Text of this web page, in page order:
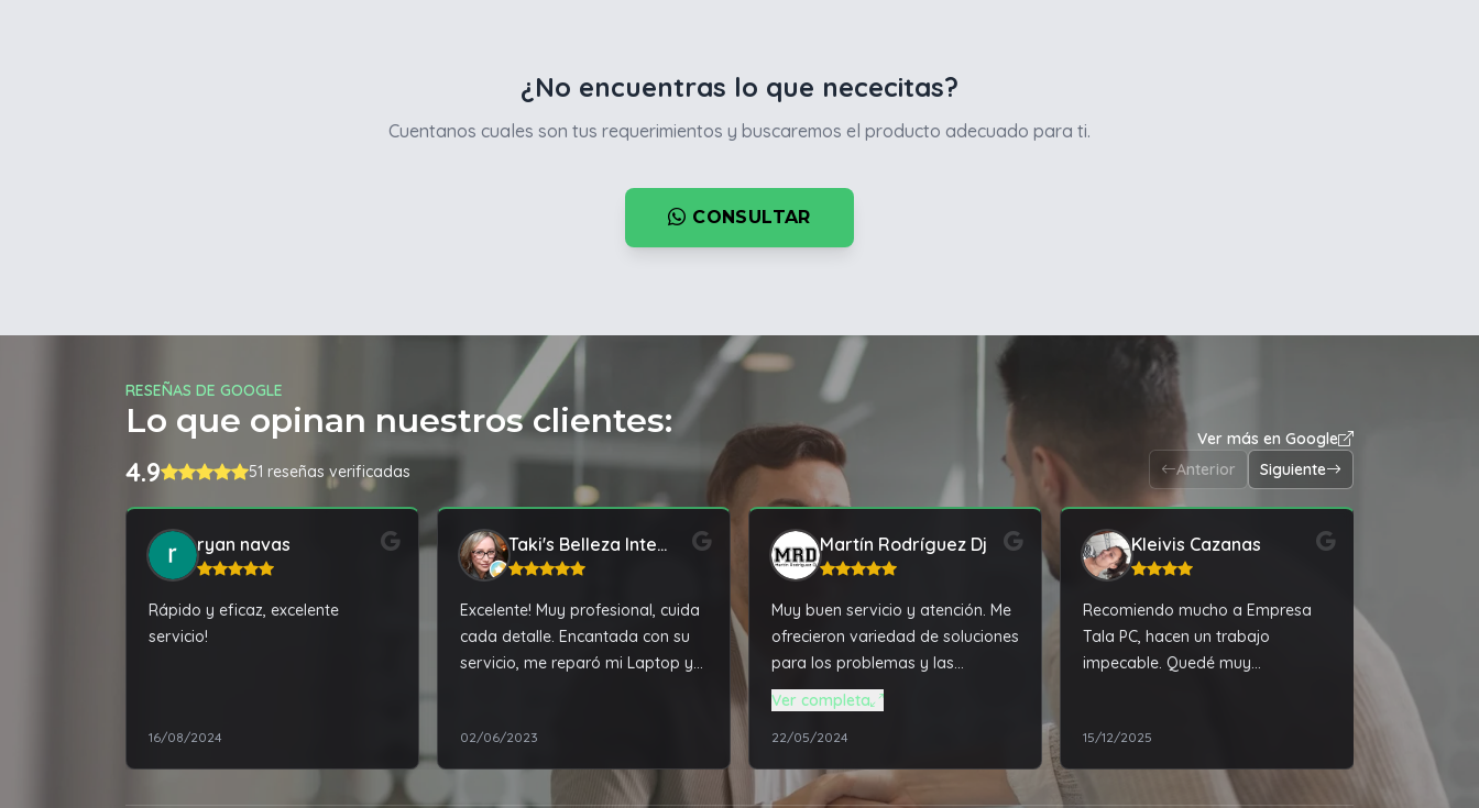
¿No encuentras lo que nececitas?
Cuentanos cuales son tus requerimientos y buscaremos el producto adecuado para ti.
CONSULTAR
RESEÑAS DE GOOGLE
Lo que opinan nuestros clientes:
4.9 51 reseñas verificadas
Ver más en Google
Anterior
Siguiente
ryan navas
Rápido y eficaz, excelente
servicio!
16/08/2024
Taki's Belleza Integral
Excelente! Muy profesional, cuida
cada detalle. Encantada con su
servicio, me reparó mi Laptop y
02/06/2023
Martín Rodríguez Dj
Muy buen servicio y atención. Me
ofrecieron variedad de soluciones
para los problemas y las
actualizaciones que necesitaba
mi notebook, todo acorde a mis
altas exigencias profesionales.
Excelente relación de productos /
mano de obra vs el precio
Ver completa
22/05/2024
Kleivis Cazanas
Recomiendo mucho a Empresa
Tala PC, hacen un trabajo
impecable. Quedé muy
15/12/2025 07/03/2024